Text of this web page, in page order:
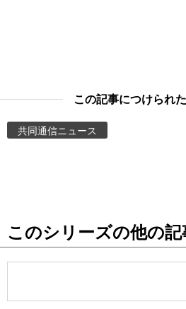
東京
この記事につけられ
共同通信ニュース
このシリーズの他の記